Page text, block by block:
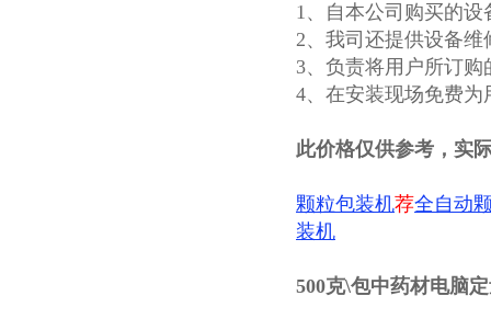
1、自本公司购买的设
2、我司还提供设备维
3、负责将用户所订
4、在安装现场免费
此价格仅供参考，实
颗粒包装机荐全自动
装机
500克\包中药材电脑